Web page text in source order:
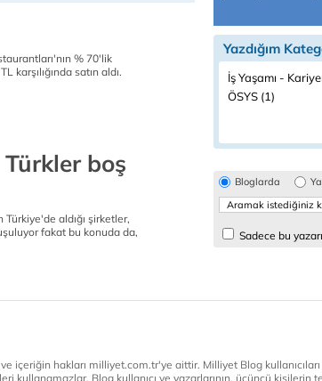
% 70'lik
karşılığında satın aldı.
boş
Türkiye'de aldığı şirketler,
fakat bu konuda da,
Yazdığım
İş Yaşamı -
ÖSYS (1)
Bloglarda
Sadece bu
içeriğin hakları milliyet.com.tr'ye aittir. Milliyet Blog
Blog kullanıcı ve yazarlarının, üçüncü kişilerin